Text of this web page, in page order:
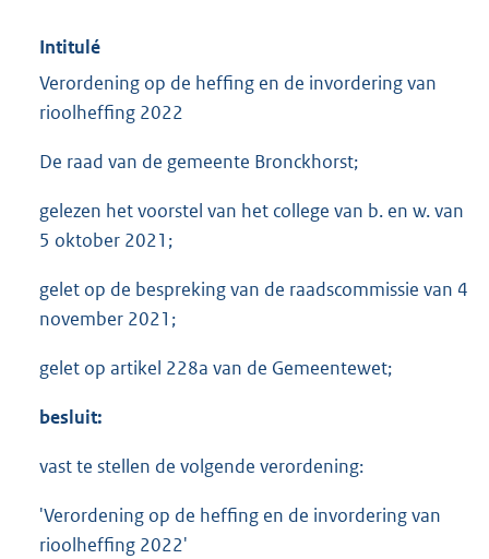
Intitulé
Verordening op de heffing en de invordering van
rioolheffing 2022
De raad van de gemeente Bronckhorst;
gelezen het voorstel van het college van b. en w. van
5 oktober 2021;
gelet op de bespreking van de raadscommissie van 4
november 2021;
gelet op artikel 228a van de Gemeentewet;
besluit:
vast te stellen de volgende verordening:
'Verordening op de heffing en de invordering van
rioolheffing 2022'